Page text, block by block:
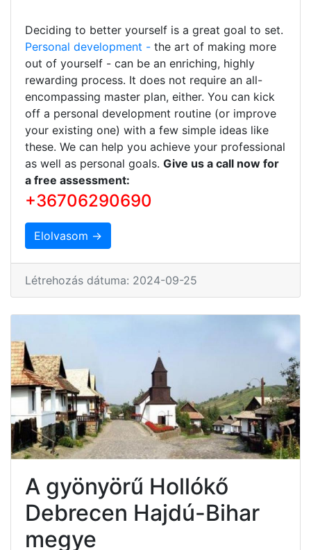
Deciding to better yourself is a great goal to set.
Personal development - the art of making more
out of yourself - can be an enriching, highly
rewarding process. It does not require an all-
encompassing master plan, either. You can kick
off a personal development routine (or improve
your existing one) with a few simple ideas like
these. We can help you achieve your professional
as well as personal goals. Give us a call now for
a free assessment:
+36706290690
Elolvasom →
Létrehozás dátuma: 2024-09-25
A gyönyörű Hollókő
Debrecen Hajdú-Bihar
megye